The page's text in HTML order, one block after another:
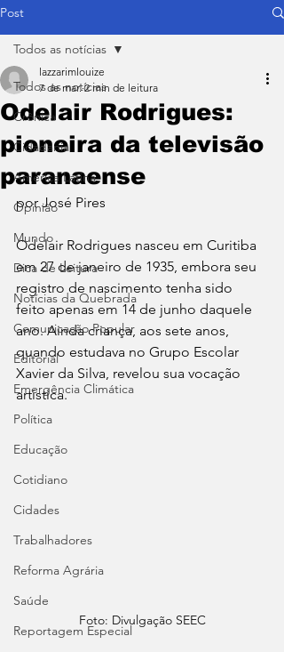
Post
Todos as notícias
Crônica
Cidadania
América Latina
Opinião
Mundo
Dica de Leitura
Notícias da Quebrada
Comunicação Popular
Editorial
Emergência Climática
Política
Educação
Cotidiano
Cidades
Trabalhadores
Reforma Agrária
Saúde
Reportagem Especial
Todos as notícias
Odelair Rodrigues:
pioneira da televisão
paranaense
lazzarimlouize
7 de mar. 2 min de leitura
por José Pires
Odelair Rodrigues nasceu em Curitiba
em 27 de janeiro de 1935, embora seu
registro de nascimento tenha sido
feito apenas em 14 de junho daquele
ano. Ainda criança, aos sete anos,
quando estudava no Grupo Escolar
Xavier da Silva, revelou sua vocação
artística.
Foto: Divulgação SEEC